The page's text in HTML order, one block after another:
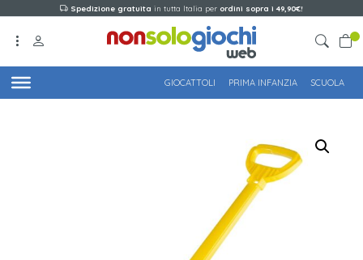
Spedizione gratuita in tutta Italia per ordini sopra i 49,90€!
GIOCATTOLI PRIMA INFANZIA SCUOLA